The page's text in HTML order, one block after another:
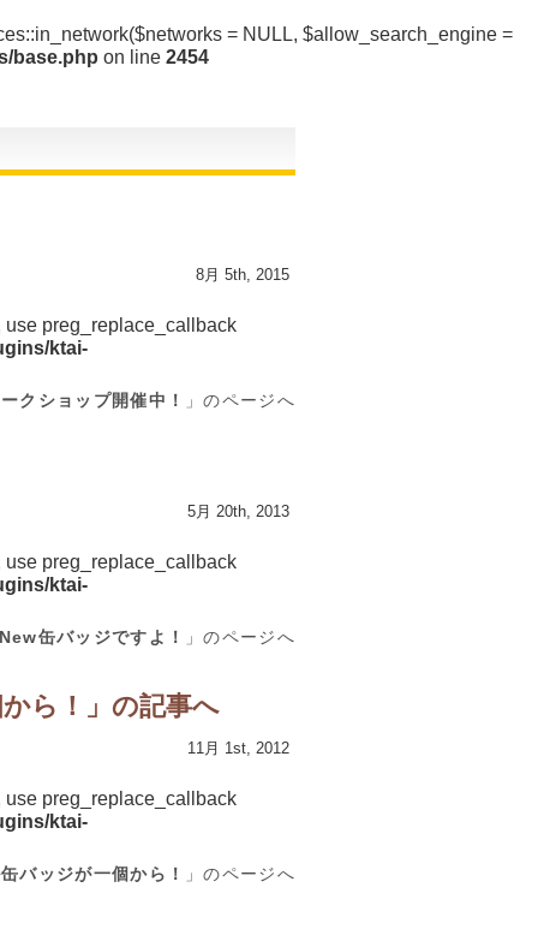
= NULL, $allow_search_engine =
base.php on line 2454
8月 5th, 2015
use preg_replace_callback
ktai-
クショップ開催中！ 」のページへ
5月 20th, 2013
use preg_replace_callback
ktai-
New缶バッジですよ！ 」のページへ
ら！ 」の記事へ
11月 1st, 2012
use preg_replace_callback
ktai-
バッジが一個から！ 」のページへ